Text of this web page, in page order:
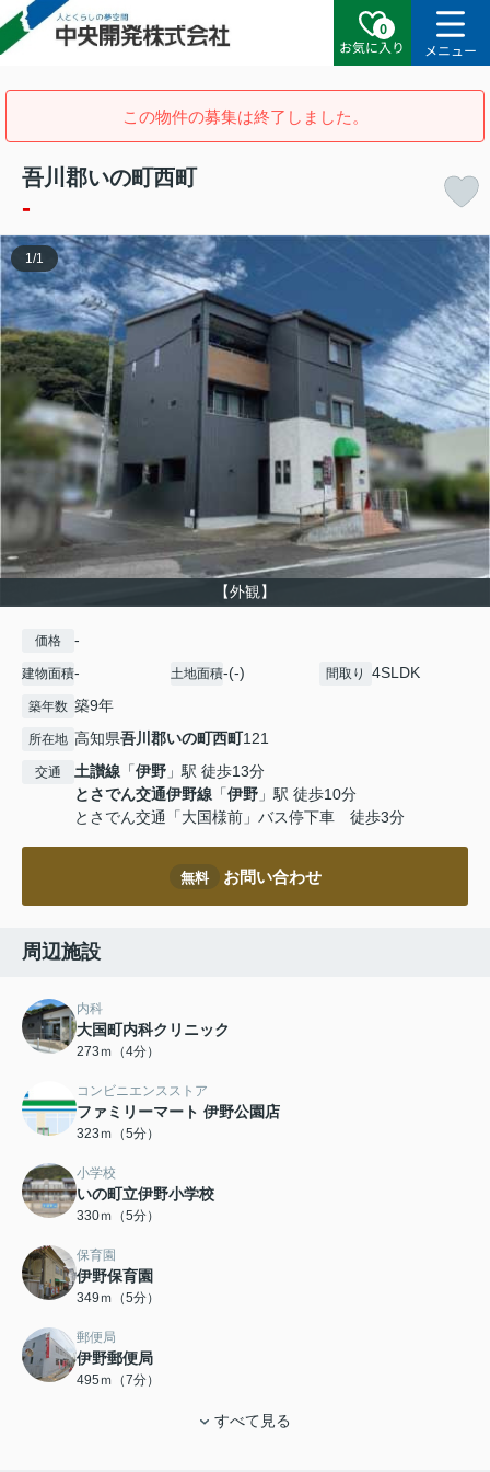
0
お気に入り
メニュー
この物件の募集は終了しました。
吾川郡いの町西町
-
【外観】
1 /1
価格 -
建物面積- 土地面積-(-) 間取り 4SLDK
築年数 築9年
所在地 高知県吾川郡いの町西町121
交通 土讃線 「伊野 」駅 徒歩13分
とさでん交通伊野線 「伊野 」駅 徒歩10分
とさでん交通「大国様前」バス停下車 徒歩3分
無料 お問い合わせ
周辺施設
内科
大国町内科クリニック
273ｍ（4分）
コンビニエンスストア
ファミリーマート 伊野公園店
323ｍ（5分）
小学校
いの町立伊野小学校
330ｍ（5分）
保育園
伊野保育園
349ｍ（5分）
郵便局
伊野郵便局
495ｍ（7分）
すべて見る